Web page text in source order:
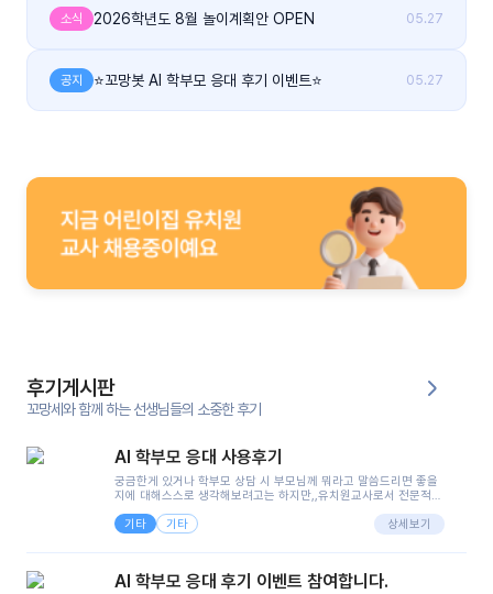
소식 2026학년도 8월 놀이계획안 OPEN 05.27
공지 ⭐꼬망봇 AI 학부모 응대 후기 이벤트⭐ 05.27
후기게시판
꼬망세와 함께 하는 선생님들의 소중한 후기
AI 학부모 응대 사용후기
궁금한게 있거나 학부모 상담 시 부모님께 뭐라고 말씀드리면 좋을
지에 대해스스로 생각해보려고는 하지만,,유치원교사로서 전문적인
려니 어려울때가...^^(저만 그런거 아니죠 ㅜㅜ)꼬망봇의 장점은 지
피티나 제미나이는 몇세이고 여자인지 남자인지 등그래도 좀 기본
정보를 제공하면서 물어봐야할 때가 있어그때마다 정보를 입력하는
으셔서 고민이 됐는데ai 학부모 응대를 써볼 수 있어서 좋았어요!앞
기타 기타 상세보기
AI 학부모 응대 후기 이벤트 참여합니다.